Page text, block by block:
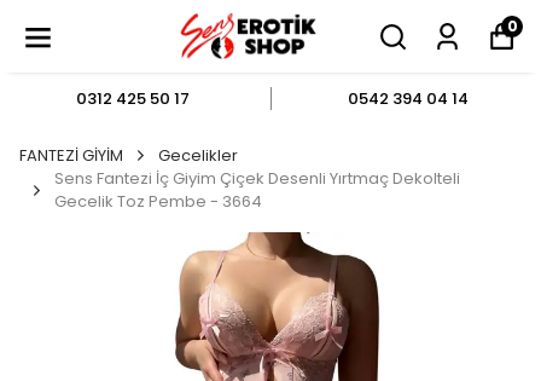
0
0312 425 50 17 0542 394 04 14
FANTEZİ GİYİM
Gecelikler
Sens Fantezi İç Giyim Çiçek Desenli Yırtmaç Dekolteli
Gecelik Toz Pembe - 3664